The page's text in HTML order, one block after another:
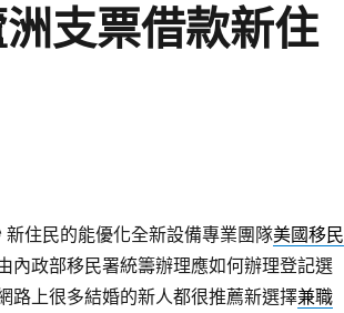
支票借款新住
新住民的能優化全新設備專業團隊美國移民
內政部移民署統籌辦理應如何辦理登記選
路上很多結婚的新人都很推薦新選擇兼職